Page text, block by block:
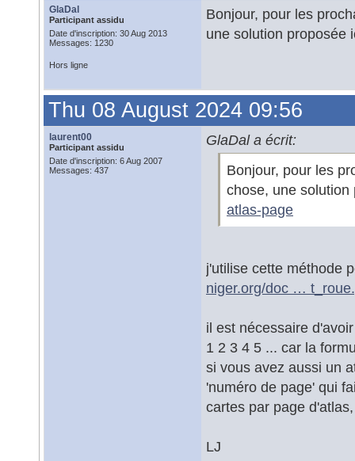
GlaDal
Participant assidu
Date d'inscription: 30 Aug 2013
Messages: 1230
Bonjour, pour les
une solution proposée
Hors ligne
Thu 08 August 2024 09:56
laurent00
Participant assidu
Date d'inscription: 6 Aug 2007
Messages: 437
GlaDal a écrit:
Bonjour, pour les
chose, une
atlas-page
j'utilise cette méthode
niger.org/doc …
il est nécessaire
1 2 3 4 5 ... car la
si vous avez aussi un
'numéro de page' qui
cartes par page
LJ